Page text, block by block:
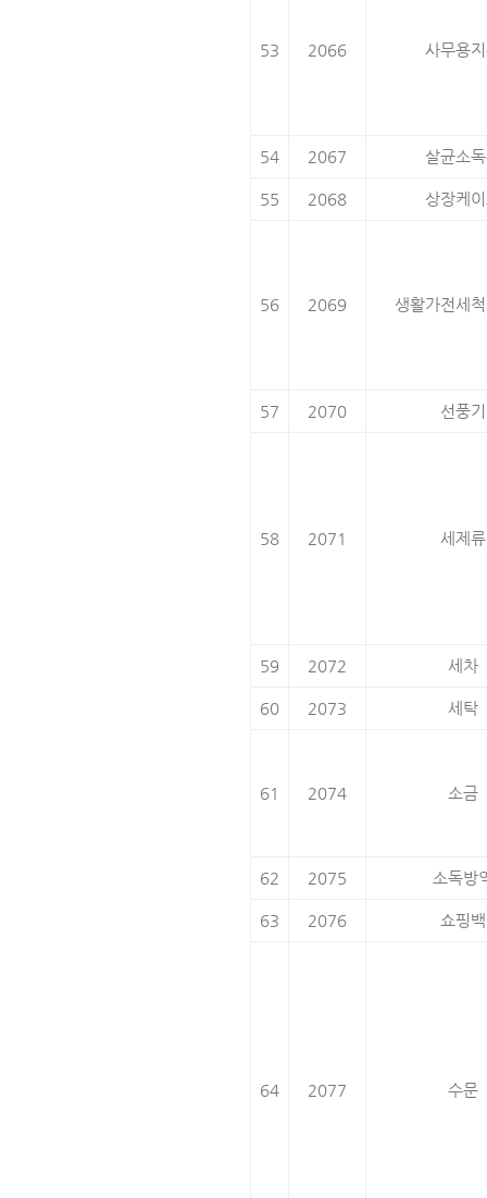
53 2066 사무용
54 2067 살균소
55 2068 상장케
56 2069 생활가전세
57 2070 선풍기
58 2071 세제류
59 2072 세차
60 2073 세탁
61 2074 소금
62 2075 소독방
63 2076 쇼핑백
64 2077 수문